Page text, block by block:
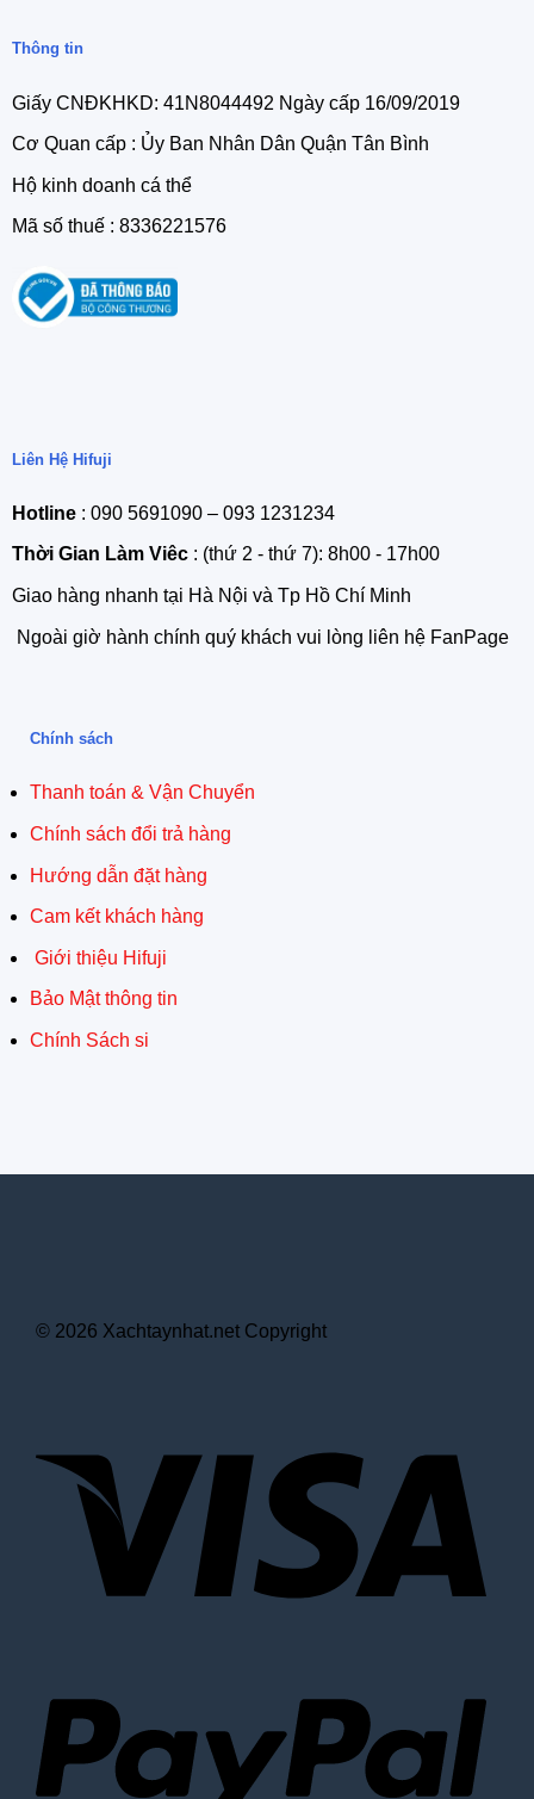
Thông tin
Giấy CNĐKHKD: 41N8044492 Ngày cấp 16/09/2019
Cơ Quan cấp : Ủy Ban Nhân Dân Quận Tân Bình
Hộ kinh doanh cá thể
Mã số thuế : 8336221576
Liên Hệ Hifuji
Hotline: 090 5691090 – 093 1231234
Thời Gian Làm Viêc: (thứ 2 - thứ 7): 8h00 - 17h00
Giao hàng nhanh tại Hà Nội và Tp Hồ Chí Minh
Ngoài giờ hành chính quý khách vui lòng liên hệ FanPage
Chính sách
Thanh toán & Vận Chuyển
Chính sách đổi trả hàng
Hướng dẫn đặt hàng
Cam kết khách hàng
Giới thiệu Hifuji
Bảo Mật thông tin
Chính Sách si
© 2026 Xachtaynhat.net Copyright